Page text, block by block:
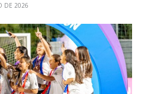
DE 2026